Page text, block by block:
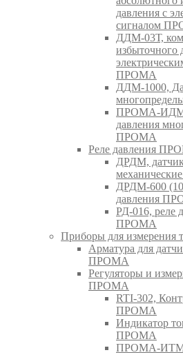
давления с
сигналом
ДДМ-03Т,
избыточного
ПРОМА
ДДМ-1000,
ПРОМА-ИДМ-
давления
ПРОМА
Реле давления
ДРДМ,
ДРДМ-600
давления
РД-016, реле
ПРОМА
Приборы для
Арматура для
ПРОМА
Регуляторы и
ПРОМА
RTI-302,
ПРОМА
Индикатор
ПРОМА
ПРОМА-